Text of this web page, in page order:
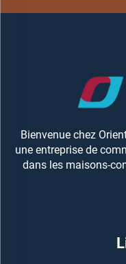
Bienvenue chez
une entreprise de
dans les maisons-